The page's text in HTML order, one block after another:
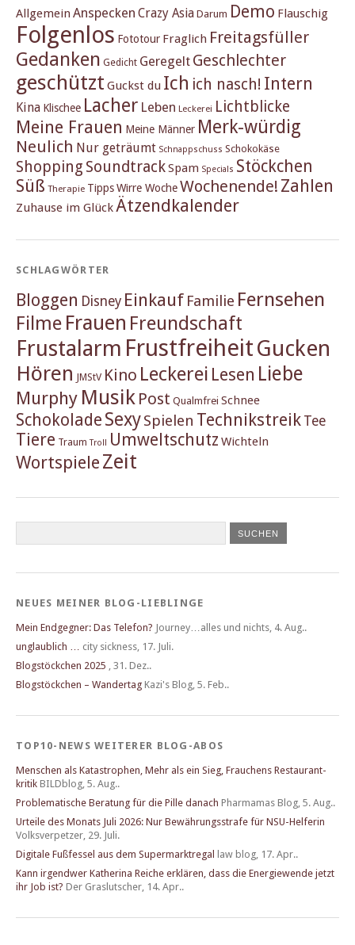
Allgemein Anspecken Crazy Asia Darum Demo Flauschig
Folgenlos Fototour Fraglich Freitagsfüller
Gedanken Gedicht Geregelt Geschlechter
geschützt Guckst du Ich ich nasch! Intern
Kina Klischee Lacher Leben Leckerei Lichtblicke
Meine Frauen Meine Männer Merk-würdig
Neulich Nur geträumt Schnappschuss Schokokäse
Shopping SoundtrackSpam Specials Stöckchen
Süß Therapie TippsWirre WocheWochenende! Zahlen
Zuhause im Glück Ätzendkalender
SCHLAGWÖRTER
Bloggen Disney Einkauf Familie Fernsehen
Filme Frauen Freundschaft
Frustalarm FrustfreiheitGucken
Hören JMStV Kino Leckerei Lesen Liebe
Murphy Musik Post Qualmfrei Schnee
Schokolade SexySpielen Technikstreik Tee
Tiere Traum Troll Umweltschutz Wichteln
Wortspiele Zeit
NEUES MEINER BLOG-LIEBLINGE
Mein Endgegner: Das Telefon? Journey…alles und nichts 4. Aug..
unglaublich …
city sickness 17. Juli.
Blogstöckchen 2025
31. Dez..
Blogstöckchen – Wandertag Kazi's Blog 5. Feb..
TOP10-NEWS WEITERER BLOG-ABOS
Menschen als Katastrophen, Mehr als ein Sieg, Frau­chens Restau­rant­
kritik BILDblog 5. Aug..
Problematische Beratung für die Pille danach Pharmamas Blog 5. Aug..
Urteile des Monats Juli 2026: Nur Bewährungsstrafe für NSU-Helferin
Volksverpetzer 29. Juli.
Digitale Fußfessel aus dem Supermarktregal
law blog 17. Apr..
Kann irgendwer Katherina Reiche erklären, dass die Energiewende jetzt
ihr Job ist? Der Graslutscher 14. Apr..